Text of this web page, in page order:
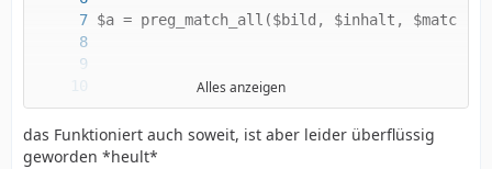
Alles anzeigen
das Funktioniert auch soweit, ist aber leider überflüssig
geworden *heult*